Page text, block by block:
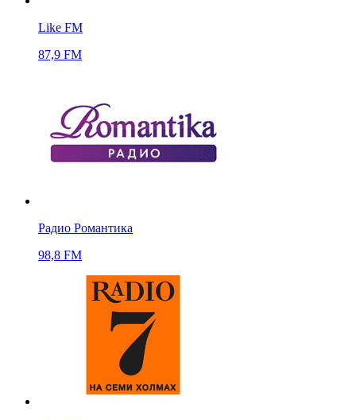
Like FM
87,9 FM
Радио Романтика
98,8 FM